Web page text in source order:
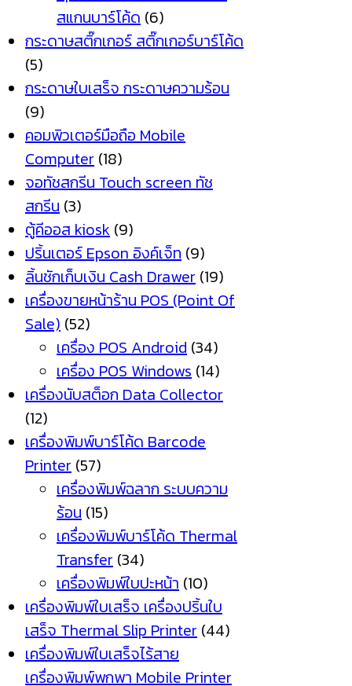
สแกนบาร์โค้ด (6)
กระดาษสติ๊กเกอร์ สติ๊กเกอร์บาร์โค้ด
(5)
กระดาษใบเสร็จ กระดาษความร้อน
(9)
คอมพิวเตอร์มือถือ Mobile
Computer (18)
จอทัชสกรีน Touch screen ทัช
สกรีน (3)
ตู้คีออส kiosk (9)
ปริ้นเตอร์ Epson อิงค์เจ็ท (9)
ลิ้นชักเก็บเงิน Cash Drawer (19)
เครื่องขายหน้าร้าน POS (Point Of
Sale) (52)
เครื่อง POS Android (34)
เครื่อง POS Windows (14)
เครื่องนับสต็อก Data Collector
(12)
เครื่องพิมพ์บาร์โค้ด Barcode
Printer (57)
เครื่องพิมพ์ฉลาก ระบบความ
ร้อน (15)
เครื่องพิมพ์บาร์โค้ด Thermal
Transfer (34)
เครื่องพิมพ์ใบปะหน้า (10)
เครื่องพิมพ์ใบเสร็จ เครื่องปริ้นใบ
เสร็จ Thermal Slip Printer (44)
เครื่องพิมพ์ใบเสร็จไร้สาย
เครื่องพิมพ์พกพา Mobile Printer